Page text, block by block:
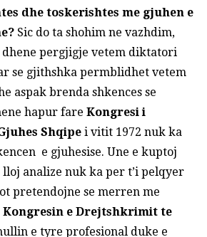
dhe toskerishtes me gjuhen e
Sic do ta shohim ne vazhdim,
pergjigje vetem diktatori
se gjithshka permblidhet vetem
aspak brenda shkences se
hapur fare Kongresi i
Shqipe i vitit 1972 nuk ka
e gjuhesise. Une e kuptoj
analize nuk ka per t’i pelqyer
pretendojne se merren me
Kongresin e Drejtshkrimit te
e tyre profesional duke e